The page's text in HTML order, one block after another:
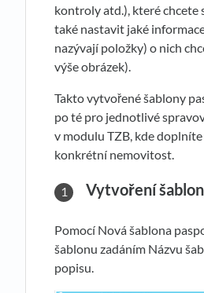
kontroly atd.), které chcete
také nastavit jaké
nazývají položky) o nich
výše obrázek).
Takto vytvořené šablony
po té pro jednotlivé
v modulu TZB, kde
konkrétní nemovitost.
Vytvoření
Pomocí Nová šablona
šablonu zadáním Názvu
popisu.